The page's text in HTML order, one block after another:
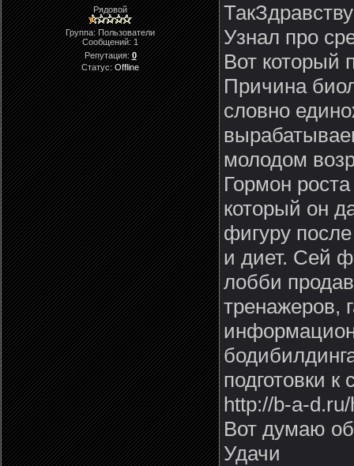
Рядовой
Группа: Пользователи
Сообщений:1
Репутация:0
Статус:Offline
Узнал про
Вот который
Причина
словно
молодом
Гормон
который он
фигуру
и диет. Сей
лобби
тренажеров,
подготовки
http://b-a-
Вот думаю
Удачи